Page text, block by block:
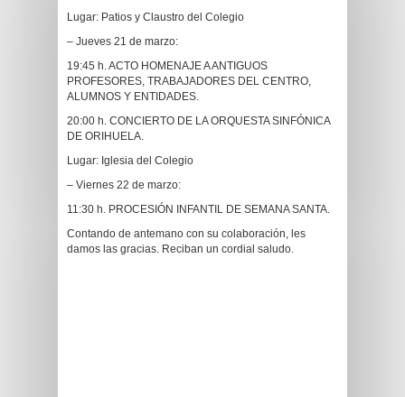
Lugar: Patios y Claustro del Colegio
– Jueves 21 de marzo:
19:45 h. ACTO HOMENAJE A ANTIGUOS
PROFESORES, TRABAJADORES DEL CENTRO,
ALUMNOS Y ENTIDADES.
20:00 h. CONCIERTO DE LA ORQUESTA SINFÓNICA
DE ORIHUELA.
Lugar: Iglesia del Colegio
– Viernes 22 de marzo:
11:30 h. PROCESIÓN INFANTIL DE SEMANA SANTA.
Contando de antemano con su colaboración, les
damos las gracias. Reciban un cordial saludo.